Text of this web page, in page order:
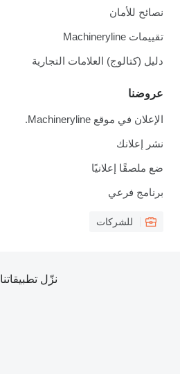
نصائح للأمان
تقييمات Machineryline
دليل (كتالوج) العلامات التجارية
عروضنا
الإعلان في موقع Machineryline.
نشر إعلانك
ضع ملصقًا إعلانيًا
برنامج فرعي
للشركات
نزّل تطبيقاتنا